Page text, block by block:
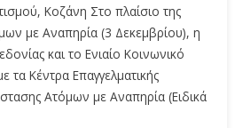
Κοζάνη Στο πλαίσιο της
με Αναπηρία (3 Δεκεμβρίου), η
και το Ενιαίο Κοινωνικό
τα Κέντρα Επαγγελματικής
Ατόμων με Αναπηρία (Ειδικά